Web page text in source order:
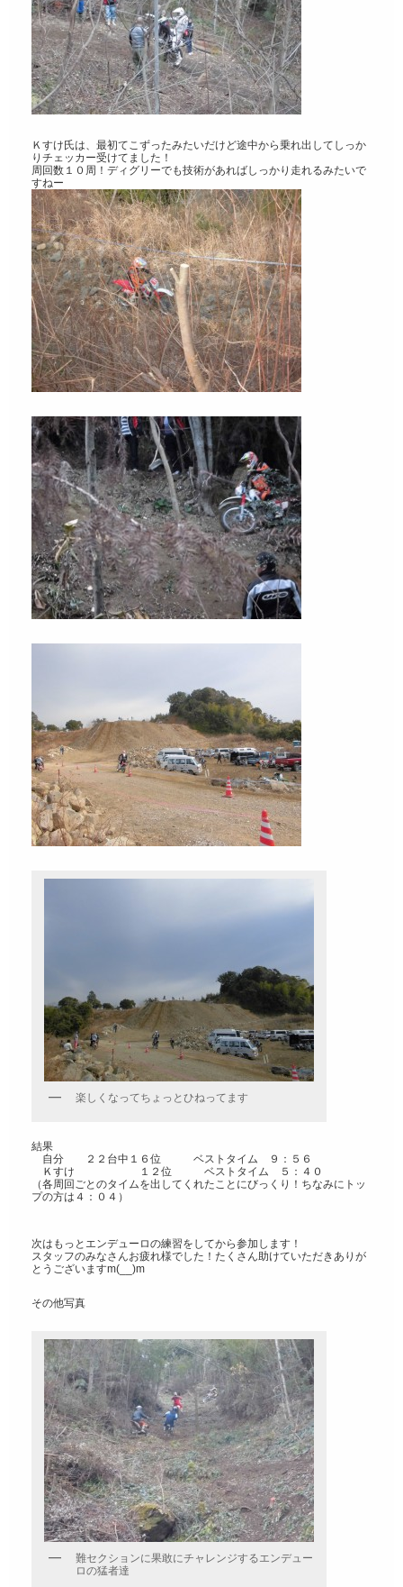
Ｋすけ氏は、最初てこずったみたいだけど途中から乗れ出してしっか
りチェッカー受けてました！
周回数１０周！ディグリーでも技術があればしっかり走れるみたいで
すねー
楽しくなってちょっとひねってます
結果
自分 ２２台中１６位 ベストタイム ９：５６
Ｋすけ １２位 ベストタイム ５：４０
（各周回ごとのタイムを出してくれたことにびっくり！ちなみにトッ
プの方は４：０４）
次はもっとエンデューロの練習をしてから参加します！
スタッフのみなさんお疲れ様でした！たくさん助けていただきありが
とうございますm(__)m
その他写真
難セクションに果敢にチャレンジするエンデュー
ロの猛者達